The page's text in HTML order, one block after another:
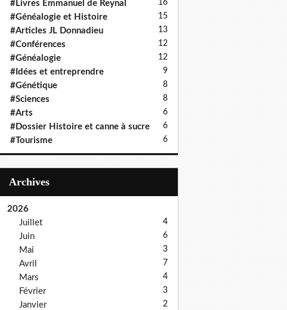
#Livres Emmanuel de Reynal 16
#Généalogie et Histoire 15
#Articles JL Donnadieu 13
#Conférences 12
#Généalogie 12
#Idées et entreprendre 9
#Génétique 8
#Sciences 8
#Arts 6
#Dossier Histoire et canne à sucre 6
#Tourisme 6
Archives
2026
Juillet
4
Juin 6
Mai 3
Avril 7
Mars 4
Février 3
Janvier 2